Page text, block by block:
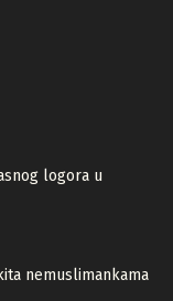
logora u
nemuslimankama